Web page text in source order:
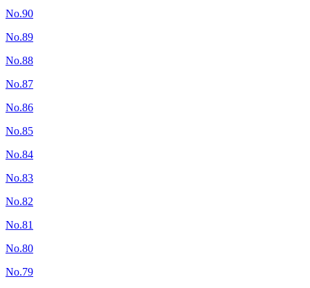
No.90
No.89
No.88
No.87
No.86
No.85
No.84
No.83
No.82
No.81
No.80
No.79